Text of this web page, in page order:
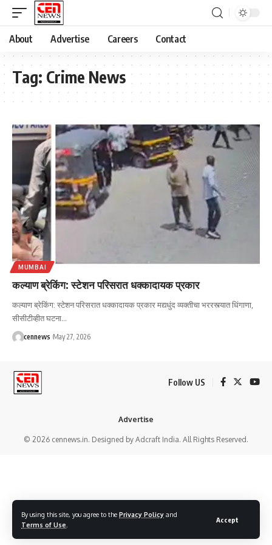
By using this site, you agree to the Privacy Policy and
Terms of Use
Accept
About Advertise Careers Contact
Tag: Crime News
MUMBAI
कल्याण ब्रेकिंग: स्टेशन परिसरात धक्कादायक प्रकार
कल्याण ब्रेकिंग: स्टेशन परिसरात धक्कादायक प्रकार मद्यधुंद व्यक्तीचा भररस्त्यात धिंगाणा,
सीसीटीव्हीत घटना…
cennews May 27, 2026
Follow US
© 2026 cennews.in. Designed by Adcraft India. All Rights Reserved.
Advertise